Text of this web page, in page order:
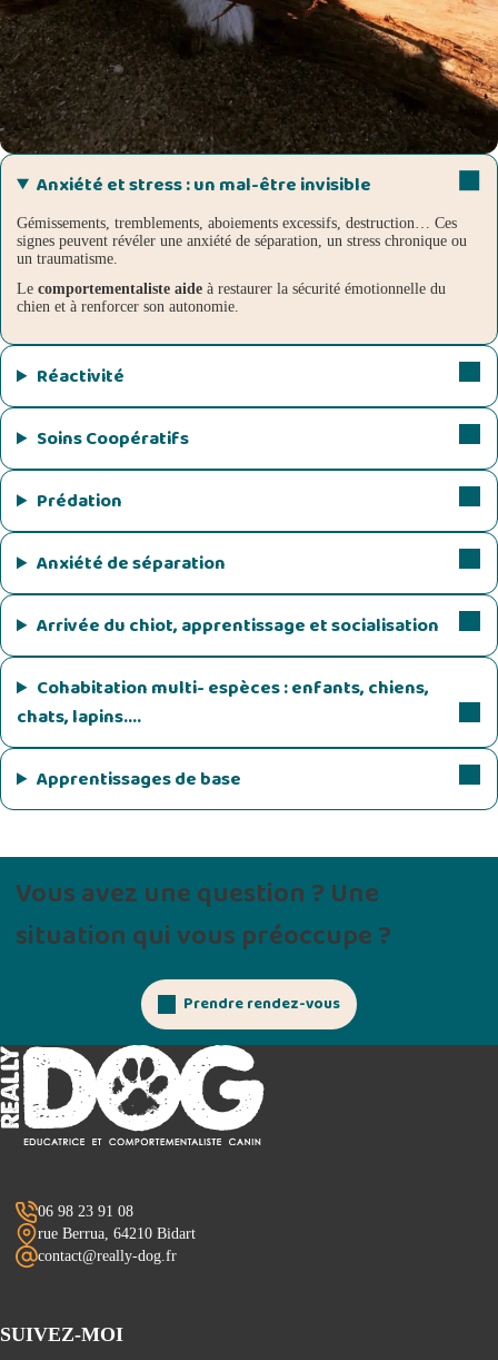
Anxiété et stress : un mal-être invisible
Gémissements, tremblements, aboiements excessifs, destruction… Ces
signes peuvent révéler une anxiété de séparation, un stress chronique ou
un traumatisme.
Le comportementaliste aide à restaurer la sécurité émotionnelle du
chien et à renforcer son autonomie.
Réactivité
Soins Coopératifs
Prédation
Anxiété de séparation
Arrivée du chiot, apprentissage et socialisation
Cohabitation multi- espèces : enfants, chiens,
chats, lapins….
Apprentissages de base
Vous avez une question ? Une
situation qui vous préoccupe ?
Prendre rendez-vous
06 98 23 91 08
rue Berrua, 64210 Bidart
contact@really-dog.fr
SUIVEZ-MOI